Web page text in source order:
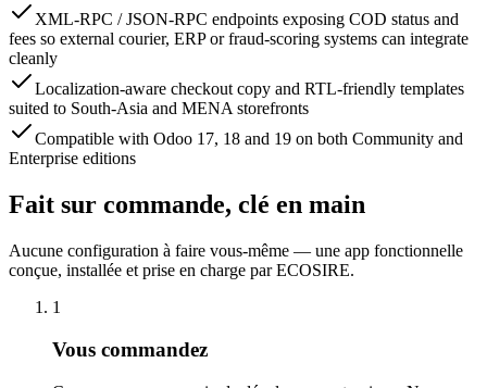
XML-RPC / JSON-RPC endpoints exposing COD status and
fees so external courier, ERP or fraud-scoring systems can integrate
cleanly
Localization-aware checkout copy and RTL-friendly templates
suited to South-Asia and MENA storefronts
Compatible with Odoo 17, 18 and 19 on both Community and
Enterprise editions
Fait sur commande, clé en main
Aucune configuration à faire vous-même — une app fonctionnelle
conçue, installée et prise en charge par ECOSIRE.
1
Vous commandez